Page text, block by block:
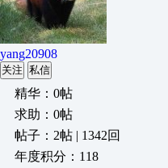
yang20908
关注 私信
精华：0帖
求助：0帖
帖子：2帖 | 1342回
年度积分：118